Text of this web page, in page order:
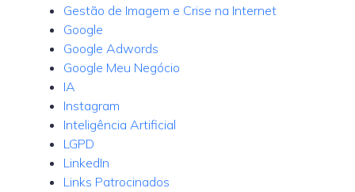
Gestão de Imagem e Crise na Internet
Google
Google Adwords
Google Meu Negócio
IA
Instagram
Inteligência Artificial
LGPD
LinkedIn
Links Patrocinados